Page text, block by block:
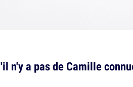
n'y a pas de Camille